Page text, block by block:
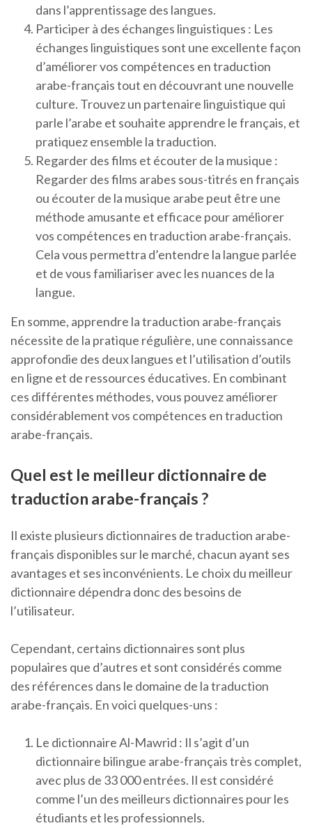
dans l’apprentissage des langues.
Participer à des échanges linguistiques : Les
échanges linguistiques sont une excellente façon
d’améliorer vos compétences en traduction
arabe-français tout en découvrant une nouvelle
culture. Trouvez un partenaire linguistique qui
parle l’arabe et souhaite apprendre le français, et
pratiquez ensemble la traduction.
Regarder des films et écouter de la musique :
Regarder des films arabes sous-titrés en français
ou écouter de la musique arabe peut être une
méthode amusante et efficace pour améliorer
vos compétences en traduction arabe-français.
Cela vous permettra d’entendre la langue parlée
et de vous familiariser avec les nuances de la
langue.
En somme, apprendre la traduction arabe-français
nécessite de la pratique régulière, une connaissance
approfondie des deux langues et l’utilisation d’outils
en ligne et de ressources éducatives. En combinant
ces différentes méthodes, vous pouvez améliorer
considérablement vos compétences en traduction
arabe-français.
Quel est le meilleur dictionnaire de
traduction arabe-français ?
Il existe plusieurs dictionnaires de traduction arabe-
français disponibles sur le marché, chacun ayant ses
avantages et ses inconvénients. Le choix du meilleur
dictionnaire dépendra donc des besoins de
l’utilisateur.
Cependant, certains dictionnaires sont plus
populaires que d’autres et sont considérés comme
des références dans le domaine de la traduction
arabe-français. En voici quelques-uns :
Le dictionnaire Al-Mawrid : Il s’agit d’un
dictionnaire bilingue arabe-français très complet,
avec plus de 33 000 entrées. Il est considéré
comme l’un des meilleurs dictionnaires pour les
étudiants et les professionnels.